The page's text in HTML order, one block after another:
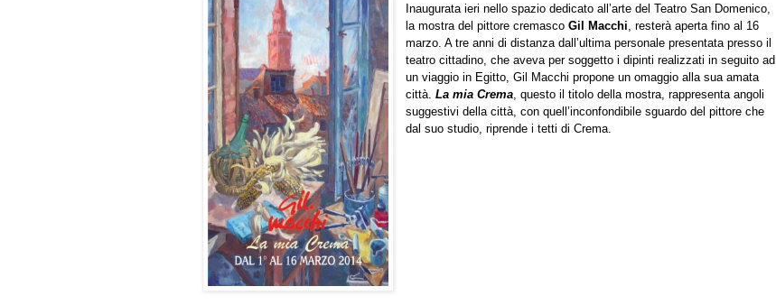
Inaugurata ieri nello spazio dedicato all’arte del Teatro San Domenico,
la mostra del pittore cremascoGil Macchi , resterà aperta fino al 16
marzo. A tre anni di distanza dall’ultima personale presentata presso il
teatro cittadino, che aveva per soggetto i dipinti realizzati in seguito ad
un viaggio in Egitto, Gil Macchi propone un omaggio alla sua amata
città.La mia Crema , questo il titolo della mostra, rappresenta angoli
suggestivi della città, con quell’inconfondibile sguardo del pittore che
dal suo studio, riprende i tetti di Crema.